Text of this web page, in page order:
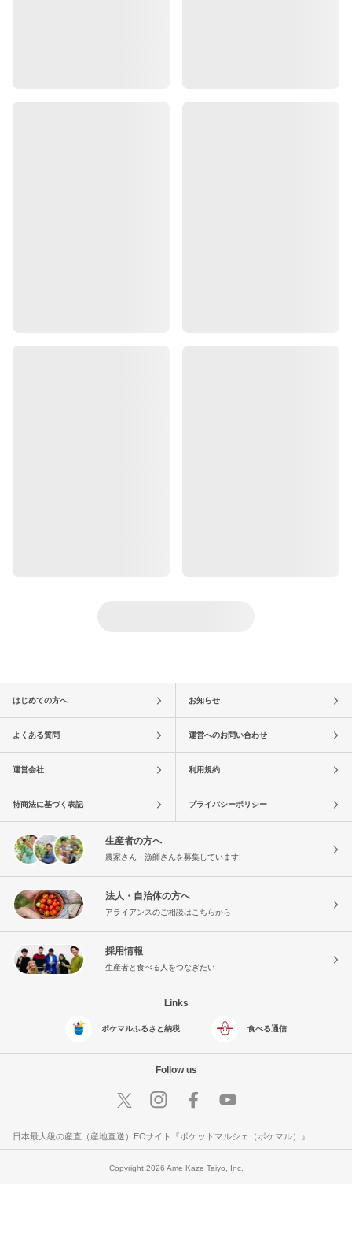
はじめての方へ お知らせ
よくある質問 運営へのお問い合わせ
運営会社 利用規約
特商法に基づく表記 プライバシーポリシー
生産者の方へ
農家さん・漁師さんを募集しています!
法人・自治体の方へ
アライアンスのご相談はこちらから
採用情報
生産者と食べる人をつなぎたい
Links
ポケマルふるさと納税 食べる通信
Follow us
日本最大級の産直（産地直送）ECサイト『ポケットマルシェ（ポケマル）』
Copyright 2026 Ame Kaze Taiyo, Inc.